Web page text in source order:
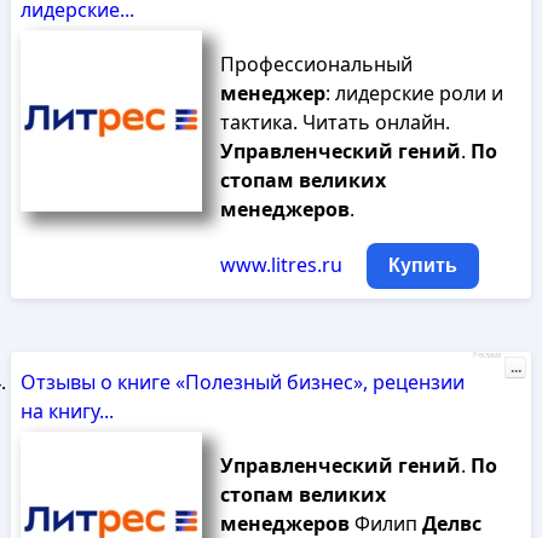
лидерские...
Профессиональный
менеджер: лидерские роли и
тактика. Читать онлайн.
Управленческий гений. По
стопам великих
менеджеров.
www.litres.ru Купить
Отзывы о книге «Полезный бизнес», рецензии
на книгу...
Управленческий гений. По
стопам великих
менеджеровФилип Делвс
Реклама
...